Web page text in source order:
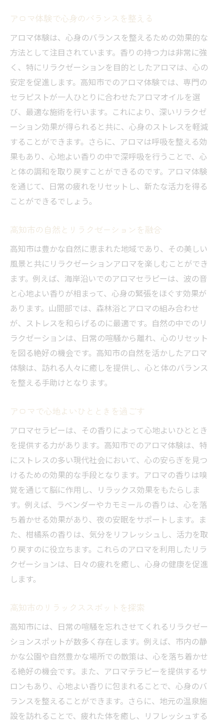
アロマで高知市のリラクゼーションを満喫
高知市でアロマを使ったリラクゼーション
アロマの使い方でリラクゼーション効果倍
増
高知市アロマで心地よい時間を楽しむ
アロマで高知市の名所を巡る
アロマと共に高知市の魅力を探る
高知市でアロマの癒しを実感
高知市でアロマリラクゼーションを楽しむ
アロマリラクゼーションで心を癒す
高知市アロマリラクゼーションの魅力
高知市でアロマリラクゼーションを満喫
アロマで高知市の自然を楽しむ
心身を癒す高知市のアロマ体験
心地よい香りで高知市のストレス解消
アロマの香りでストレスを和らげる
高知市アロマで心身の疲れを癒す
香りに包まれた高知市のリラックス空間
アロマで心地よく過ごす高知市の時間
日常の疲れを癒す高知市アロマ
高知市でアロマの癒しを体感
アロマで高知市の自然を感じる
心と体を癒すアロマの力
高知市アロマで深いリラックス体験
アロマの香りで心を癒す高知市
高知市でアロマの魅力を楽しむ
日常のストレスをアロマで解消
高知市でのアロマリラクゼーションのすすめ
アロマの香りで高知市を旅する
アロマで高知市の魅力を再発見
高知市でアロマを楽しむ方法
アロマで高知市を癒しの旅に
アロマ体験で心身のバランスを整える
アロマ体験は、心身のバランスを整えるための効果的な
方法として注目されています。香りの持つ力は非常に強
く、特にリラクゼーションを目的としたアロマは、心の
安定を促進します。高知市でのアロマ体験では、専門の
セラピストが一人ひとりに合わせたアロマオイルを選
び、最適な施術を行います。これにより、深いリラクゼ
ーション効果が得られると共に、心身のストレスを軽減
することができます。さらに、アロマは呼吸を整える効
果もあり、心地よい香りの中で深呼吸を行うことで、心
と体の調和を取り戻すことができるのです。アロマ体験
を通じて、日常の疲れをリセットし、新たな活力を得る
ことができるでしょう。
高知市の自然とリラクゼーションを融合
高知市は豊かな自然に恵まれた地域であり、その美しい
風景と共にリラクゼーションアロマを楽しむことができ
ます。例えば、海岸沿いでのアロマセラピーは、波の音
と心地よい香りが相まって、心身の緊張をほぐす効果が
あります。山間部では、森林浴とアロマの組み合わせ
が、ストレスを和らげるのに最適です。自然の中でのリ
ラクゼーションは、日常の喧騒から離れ、心のリセット
を図る絶好の機会です。高知市の自然を活かしたアロマ
体験は、訪れる人々に癒しを提供し、心と体のバランス
を整える手助けとなります。
アロマで心地よいひとときを過ごす
アロマセラピーは、その香りによって心地よいひととき
を提供する力があります。高知市でのアロマ体験は、特
にストレスの多い現代社会において、心の安らぎを見つ
けるための効果的な手段となります。アロマの香りは嗅
覚を通じて脳に作用し、リラックス効果をもたらしま
す。例えば、ラベンダーやカモミールの香りは、心を落
ち着かせる効果があり、夜の安眠をサポートします。ま
た、柑橘系の香りは、気分をリフレッシュし、活力を取
り戻すのに役立ちます。これらのアロマを利用したリラ
クゼーションは、日々の疲れを癒し、心身の健康を促進
します。
高知市のリラックススポットを探索
高知市には、日常の喧騒を忘れさせてくれるリラクゼー
ションスポットが数多く存在します。例えば、市内の静
かな公園や自然豊かな場所での散策は、心を落ち着かせ
る絶好の機会です。また、アロマテラピーを提供するサ
ロンもあり、心地よい香りに包まれることで、心身のバ
ランスを整えることができます。さらに、地元の温泉施
設を訪れることで、疲れた体を癒し、リフレッシュする